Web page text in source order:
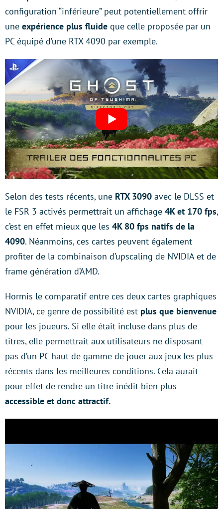
configuration “inférieure” peut potentiellement offrir
une expérience plus fluide que celle proposée par un
PC équipé d’une RTX 4090 par exemple.
Selon des tests récents, une RTX 3090 avec le DLSS et
le FSR 3 activés permettrait un affichage 4K et 170 fps,
c’est en effet mieux que les 4K 80 fps natifs de la
4090. Néanmoins, ces cartes peuvent également
profiter de la combinaison d’upscaling de NVIDIA et de
frame génération d’AMD.
Hormis le comparatif entre ces deux cartes graphiques
NVIDIA, ce genre de possibilité est plus que bienvenue
pour les joueurs. Si elle était incluse dans plus de
titres, elle permettrait aux utilisateurs ne disposant
pas d’un PC haut de gamme de jouer aux jeux les plus
récents dans les meilleures conditions. Cela aurait
pour effet de rendre un titre inédit bien plus
accessible et donc attractif.